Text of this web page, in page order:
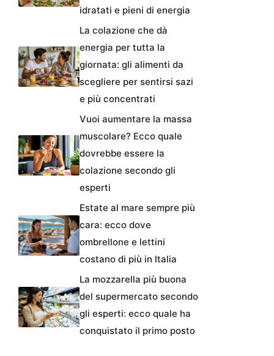
idratati e pieni di energia
La colazione che dà
energia per tutta la
giornata: gli alimenti da
scegliere per sentirsi sazi
e più concentrati
Vuoi aumentare la massa
muscolare? Ecco quale
dovrebbe essere la
colazione secondo gli
esperti
Estate al mare sempre più
cara: ecco dove
ombrellone e lettini
costano di più in Italia
La mozzarella più buona
del supermercato secondo
gli esperti: ecco quale ha
conquistato il primo posto